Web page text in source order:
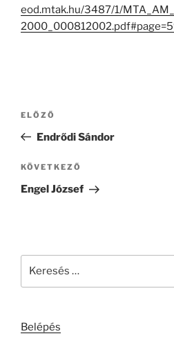
eod.mtak.hu/3487/1/
Bejegyzés
Korábbi
bejegyzés
ELŐZŐ
Endrődi Sándor
Következő
bejegyzés
KÖVETKEZŐ
Engel József
Belépés